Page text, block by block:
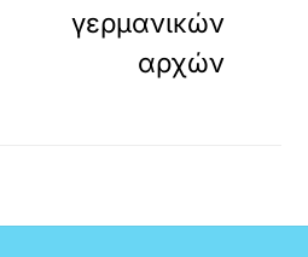
γερμανικών
αρχών